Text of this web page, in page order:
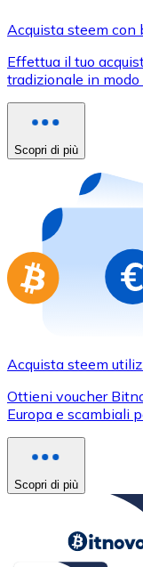
Usa le carte
Acquista con
Acquista gift
Vai al negozio
Acquista steem con
Effettua il tuo
tradizionale in modo
Scopri di più
Acquista steem
Ottieni voucher
Europa e scambiali
Scopri di più